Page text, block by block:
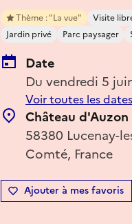
Thème : "La vue" Visite
Jardin privé
Parc paysager
Date
Du vendredi 5
Voir toutes les dates
Château d'Auzon
58380 Lucenay-
Comté, France
Ajouter à mes favoris